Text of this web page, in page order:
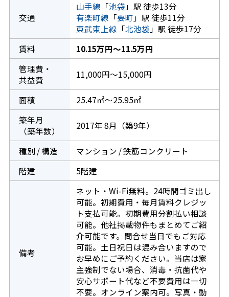
交通
山手線 「池袋 」駅 徒歩13分
有楽町線 「要町 」駅 徒歩11分
東武東上線 「北池袋 」駅 徒歩17分
賃料
10.15万円～11.5万円
管理費・
共益費
11,000円～15,000円
面積
25.47㎡～25.95㎡
築年月
（築年数）
2017年 8月（築9年）
種別 / 構造
マンション / 鉄筋コンクリート
階建
5階建
備考
ネット・Wi-Fi無料。24時間ゴミ出し
可能。初期費用・毎月賃料クレジッ
ト支払可能。初期費用分割払い相談
可能。他社掲載物件もまとめてご紹
介可能です。問合せ当日でもご対応
可能。土日祝日は混み合いますので
お早めにご予約ください。当店は家
主強制でない場合、消毒・抗菌代や
安心サポート代など不要費用は一切
不要。オンライン案内可。写真・動